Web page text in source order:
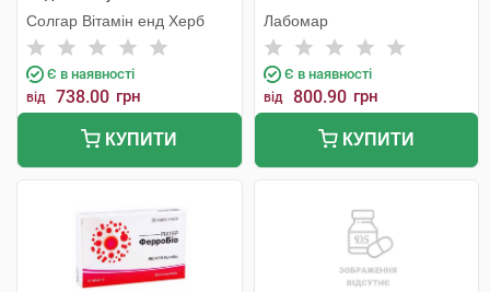
Солгар Вітамін енд Херб
Є в наявності
від 738.00 грн
КУПИТИ
Лабомар
Є в наявності
від 800.90 грн
КУПИТИ